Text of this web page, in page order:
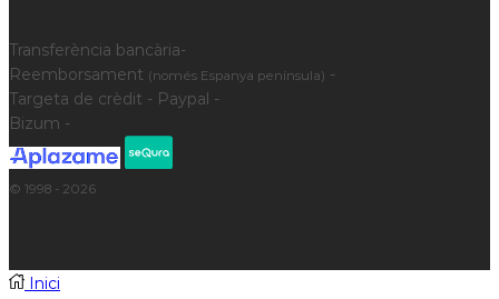
Transferència bancària-
Reemborsament (només Espanya península) -
Targeta de crèdit - Paypal -
Bizum -
© 1998 - 2026
Inici